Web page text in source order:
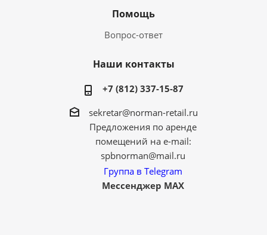
Помощь
Вопрос-ответ
Наши контакты
+7 (812) 337-15-87
sekretar@norman-retail.ru
Предложения по аренде
помещений на e-mail:
spbnorman@mail.ru
Группа в Telegram
Мессенджер MAX